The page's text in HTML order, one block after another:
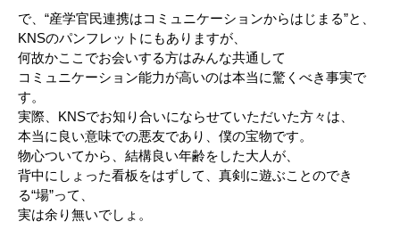
で、“産学官民連携はコミュニケーションからはじまる”と、
KNSのパンフレットにもありますが、
何故かここでお会いする方はみんな共通して
コミュニケーション能力が高いのは本当に驚くべき事実で
す。
実際、KNSでお知り合いにならせていただいた方々は、
本当に良い意味での悪友であり、僕の宝物です。
物心ついてから、結構良い年齢をした大人が、
背中にしょった看板をはずして、真剣に遊ぶことのでき
る“場”って、
実は余り無いでしょ。